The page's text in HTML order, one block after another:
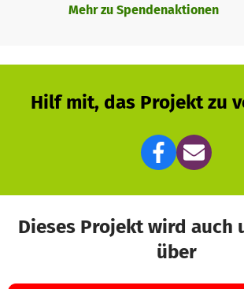
Gemeinsam schenken wir Hoffnung –
Mehr zu Spendenaktionen
Hilf mit, das Projekt zu
Dieses Projekt wird auch
über